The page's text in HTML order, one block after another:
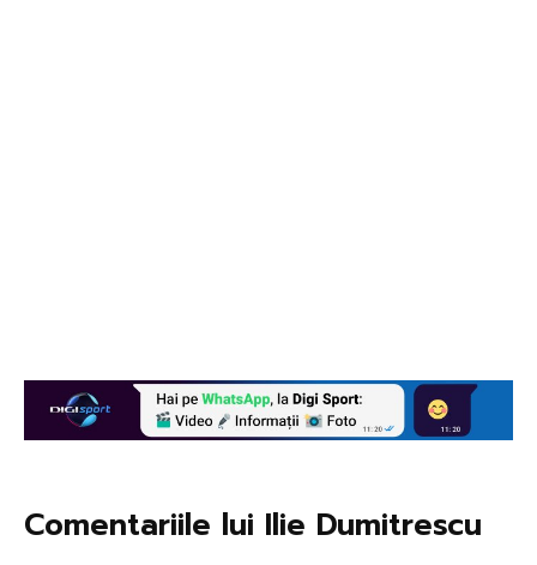
Comentariile lui Ilie Dumitrescu